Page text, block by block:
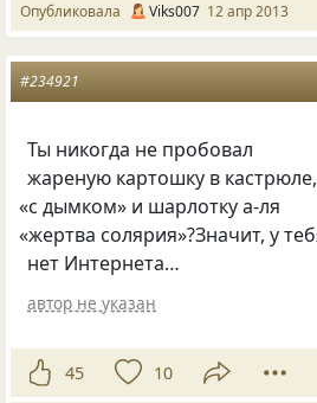
Опубликовала Viks007 12 апр 2013
#234921
Ты никогда не пробовал
жареную картошку в
«с дымком» и шарлотку а-ля
«жертва солярия»?Значит, у
нет Интернета…
автор не указан
45 10